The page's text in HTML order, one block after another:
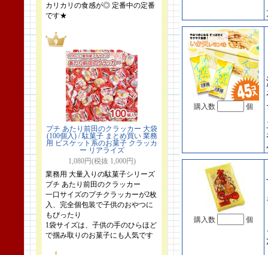
カリカリの食感が◎ 定番中の定番
です★
プチ あたり前田のクラッカー 大袋
(100個入) / 駄菓子 まとめ買い 業務
用 ビスケット系のお菓子 クラッカ
ー リアライズ
1,080円(税抜 1,000円)
業務用 大量入りの駄菓子シリーズ
プチ あたり前田のクラッカー
一口サイズのプチクラッカーが2枚
入、完全個包装で子供のおやつに
もぴったり
1袋サイズは、子供の手のひらほど
で掴み取りのお菓子にも人気です
購入数 個
購入数 個